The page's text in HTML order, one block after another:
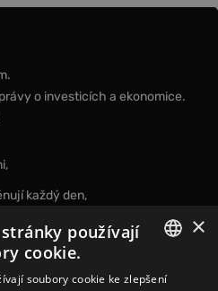
o investicích a ekonomice.
každý den,
CZECH
×
používají
cookie.
soubory cookie ke zlepšení